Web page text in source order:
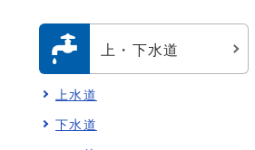
上・下水道
上水道
下水道